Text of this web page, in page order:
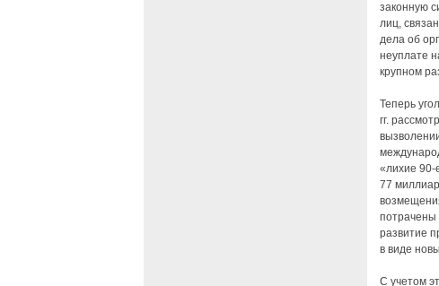
законную
лиц,
дела об
неуплате
крупном
Теперь
гг.
«лихие 90-
77
потрачены
развитие
в виде
С учетом